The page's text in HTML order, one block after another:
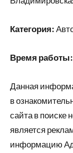
Категория:
Время работы:
Данная
в
сайта в поиске
является
информацию